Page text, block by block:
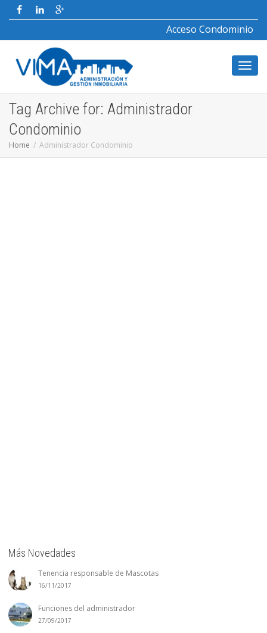
Acceso Condominio
Tag Archive for: Administrador
Condominio
Home Administrador Condominio
Más Novedades
Tenencia responsable de Mascotas
16/11/2017
Funciones del administrador
27/09/2017